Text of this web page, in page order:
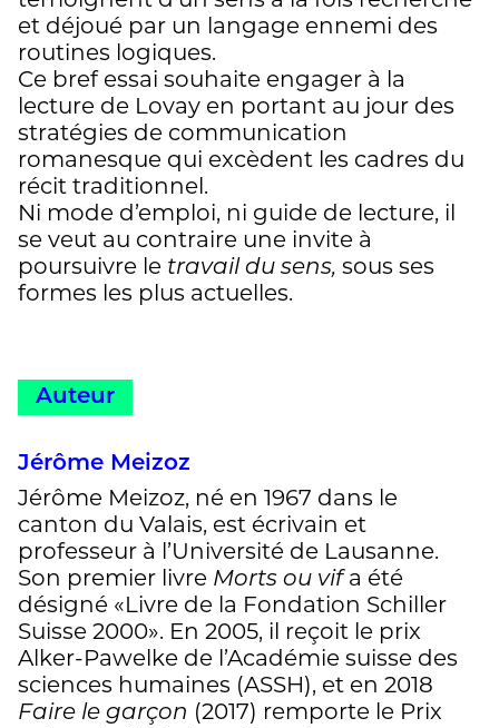
et déjoué par un langage ennemi des
routines logiques.
Ce bref essai souhaite engager à la
lecture de Lovay en portant au jour des
stratégies de communication
romanesque qui excèdent les cadres du
récit traditionnel.
Ni mode d’emploi, ni guide de lecture, il
se veut au contraire une invite à
poursuivre le travail du sens, sous ses
formes les plus actuelles.
Auteur
Jérôme Meizoz
Jérôme Meizoz, né en 1967 dans le
canton du Valais, est écrivain et
professeur à l’Université de Lausanne.
Son premier livre Morts ou vifa été
désigné «Livre de la Fondation Schiller
Suisse 2000». En 2005, il reçoit le prix
Alker-Pawelke de l’Académie suisse des
sciences humaines (ASSH), et en 2018
Faire le garçon (2017) remporte le Prix